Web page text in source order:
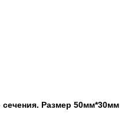
Размер 50мм*30мм